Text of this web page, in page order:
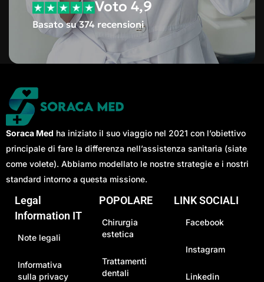
Voto 4,9
Basato su 374 recensioni
Soraca Med ha iniziato il suo viaggio nel 2021 con l’obiettivo
principale di fare la differenza nell’assistenza sanitaria (siate
come volete). Abbiamo modellato le nostre strategie e i nostri
standard intorno a questa missione.
Legal
Information IT
Note legali
Informativa
sulla privacy
POPOLARE
Chirurgia
estetica
Trattamenti
dentali
LINK SOCIALI
Facebook
Instagram
Linkedin